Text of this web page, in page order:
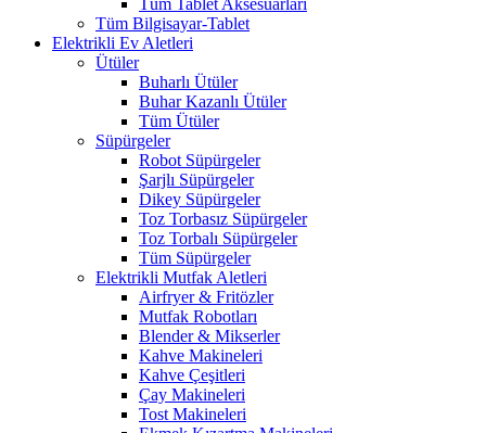
Tüm Tablet Aksesuarları
Tüm Bilgisayar-Tablet
Elektrikli Ev Aletleri
Ütüler
Buharlı Ütüler
Buhar Kazanlı Ütüler
Tüm Ütüler
Süpürgeler
Robot Süpürgeler
Şarjlı Süpürgeler
Dikey Süpürgeler
Toz Torbasız Süpürgeler
Toz Torbalı Süpürgeler
Tüm Süpürgeler
Elektrikli Mutfak Aletleri
Airfryer & Fritözler
Mutfak Robotları
Blender & Mikserler
Kahve Makineleri
Kahve Çeşitleri
Çay Makineleri
Tost Makineleri